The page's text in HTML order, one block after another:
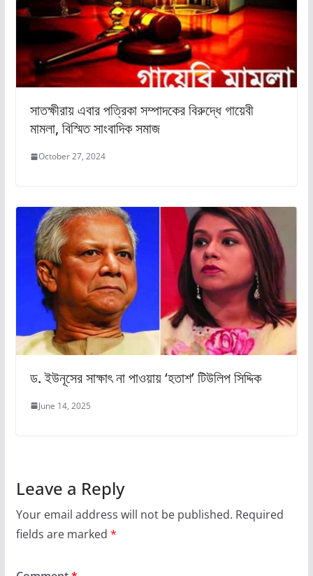
সাতক্ষীরায় এবার পত্রিকা সম্পাদকের বিরুদ্ধে গায়েবী
মামলা, বিস্মিত সাংবাদিক সমাজ
October 27, 2024
ড. ইউনূসের সাক্ষাৎ না পাওয়ায় ‘হতাশ’ টিউলিপ সিদ্দিক
June 14, 2025
Leave a Reply
Your email address will not be published. Required
fields are marked *